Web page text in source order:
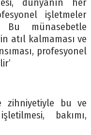
dünyanın her
işletmeler
Bu münasebetle
atıl kalmaması ve
profesyonel
zihniyetiyle bu ve
bakımı,